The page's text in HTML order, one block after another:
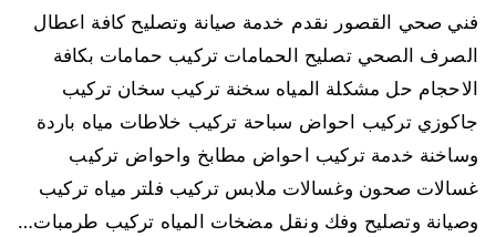
فني صحي القصور نقدم خدمة صيانة وتصليح كافة اعطال
الصرف الصحي تصليح الحمامات تركيب حمامات بكافة
الاحجام حل مشكلة المياه سخنة تركيب سخان تركيب
جاكوزي تركيب احواض سباحة تركيب خلاطات مياه باردة
وساخنة خدمة تركيب احواض مطابخ واحواض تركيب
غسالات صحون وغسالات ملابس تركيب فلتر مياه تركيب
وصيانة وتصليح وفك ونقل مضخات المياه تركيب طرمبات…